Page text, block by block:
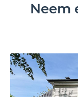
Neem